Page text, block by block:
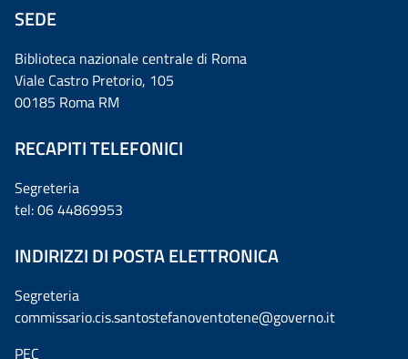
SEDE
Biblioteca nazionale centrale di Roma
Viale Castro Pretorio, 105
00185 Roma RM
RECAPITI TELEFONICI
Segreteria
tel: 06 44869953
INDIRIZZI DI POSTA ELETTRONICA
Segreteria
commissario.cis.santostefanoventotene@governo.it
PEC